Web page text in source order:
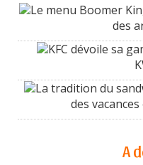
Le menu Boomer
des
KFC dévoile sa
La tradition du
des
A